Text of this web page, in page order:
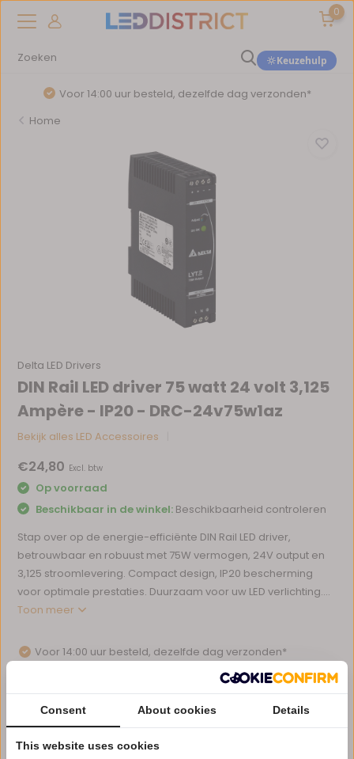
0
Keuzehulp
Voor 14:00 uur besteld, dezelfde dag verzonden*
Home
Delta LED Drivers
DIN Rail LED driver 75 watt 24 volt 3,125
Ampère - IP20 - DRC-24v75w1az
Bekijk alles LED Accessoires
€24,80 Excl. btw
Op voorraad
Beschikbaar in de winkel: Beschikbaarheid controleren
Stap over op de energie-efficiënte DIN Rail LED driver,
betrouwbaar en robuust met 75W vermogen, 24V output en
3,125 stroomlevering. Compact design, IP20 bescherming
voor optimale prestaties. Duurzaam voor uw LED verlichting....
Toon meer
Voor 14:00 uur besteld, dezelfde dag verzonden*
1 tot 10 jaar garantie op verlichting
Afhalen in ons magazijn direct mogelijk
Vergelijk
Consent About cookies Details
This website uses cookies